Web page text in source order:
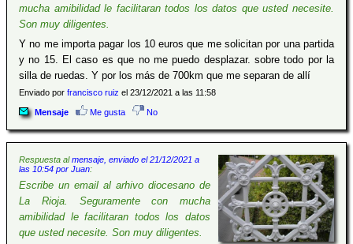
mucha amibilidad le facilitaran todos los datos que usted necesite.
Son muy diligentes.
Y no me importa pagar los 10 euros que me solicitan por una partida
y no 15. El caso es que no me puedo desplazar. sobre todo por la
silla de ruedas. Y por los más de 700km que me separan de allí
Enviado por francisco ruiz el 23/12/2021 a las 11:58
Mensaje Me gusta No
Respuesta almensaje, enviado el 21/12/2021 a
las 10:54 por Juan:
Escribe un email al arhivo diocesano de
La Rioja. Seguramente con mucha
amibilidad le facilitaran todos los datos
que usted necesite. Son muy diligentes.